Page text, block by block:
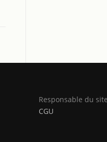
Responsable du
CGU